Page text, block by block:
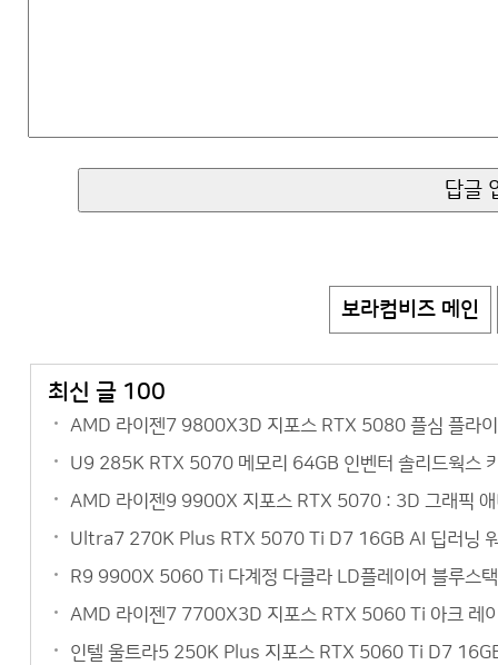
보라컴비즈 메인
최신 글 100
AMD 라이젠7 9800X3D 지포스 RTX 5080 플심 플라
U9 285K RTX 5070 메모리 64GB 인벤터 솔리드웍스
AMD 라이젠9 9900X 지포스 RTX 5070 : 3D 그래픽 애
Ultra7 270K Plus RTX 5070 Ti D7 16GB AI 딥러닝 워
R9 9900X 5060 Ti 다계정 다클라 LD플레이어 블루스
AMD 라이젠7 7700X3D 지포스 RTX 5060 Ti 아크 레
인텔 울트라5 250K Plus 지포스 RTX 5060 Ti D7